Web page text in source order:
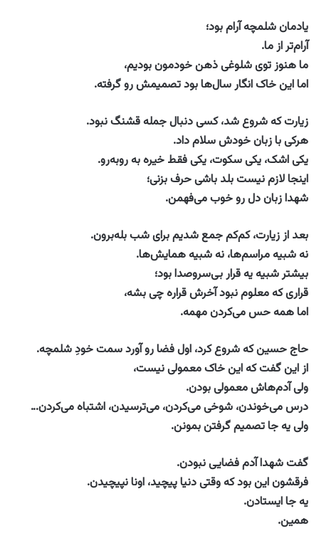
یادمان شلمچه آرام بود؛
آرام‌تر از ما.
ما هنوز توی شلوغی ذهن خودمون بودیم،
اما این خاک انگار سال‌ها بود تصمیمش رو گرفته.
زیارت که شروع شد، کسی دنبال جمله قشنگ نبود.
هرکی با زبان خودش سلام داد.
یکی اشک، یکی سکوت، یکی فقط خیره به روبه‌رو.
اینجا لازم نیست بلد باشی حرف بزنی؛
شهدا زبان دل رو خوب می‌فهمن.
بعد از زیارت، کم‌کم جمع شدیم برای شب بله‌برون.
نه شبیه مراسم‌ها، نه شبیه همایش‌ها.
بیشتر شبیه یه قرار بی‌سروصدا بود؛
قراری که معلوم نبود آخرش قراره چی بشه،
اما همه حس می‌کردن مهمه.
حاج حسین که شروع کرد، اول فضا رو آورد سمت خودِ شلمچه.
از این گفت که این خاک معمولی نیست،
ولی آدم‌هاش معمولی بودن.
درس می‌خوندن، شوخی می‌کردن، می‌ترسیدن، اشتباه می‌کردن…
ولی یه جا تصمیم گرفتن بمونن.
گفت شهدا آدم فضایی نبودن.
فرقشون این بود که وقتی دنیا پیچید، اونا نپیچیدن.
یه جا ایستادن.
همین.